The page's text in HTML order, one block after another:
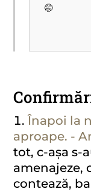
🤭
Înapoi la
aproape. -
tot, c-așa s-
amenajeze,
contează,